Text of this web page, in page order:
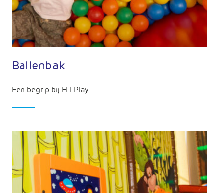
Ballenbak
Een begrip bij ELI Play